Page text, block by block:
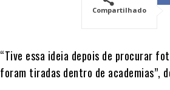
Compartilhado
“Tive essa ideia depois de procurar
foram tiradas dentro de academias”,